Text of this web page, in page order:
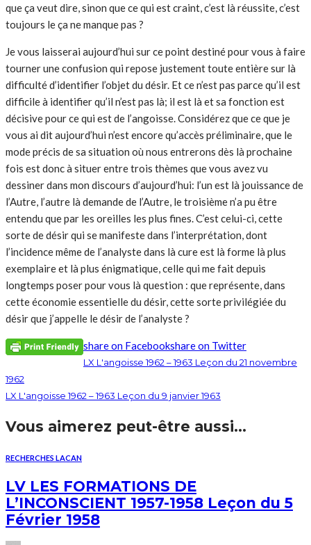
que ça veut dire, sinon que ce qui est craint, c’est là réussite, c’est
toujours le ça ne manque pas ?
Je vous laisserai aujourd’hui sur ce point destiné pour vous à faire
tourner une confusion qui repose justement toute entière sur là
difficulté d’identifier l’objet du désir. Et ce n’est pas parce qu’il est
difficile à identifier qu’il n’est pas là; il est là et sa fonction est
décisive pour ce qui est de l’angoisse. Considérez que ce que je
vous ai dit aujourd’hui n’est encore qu’accès préliminaire, que le
mode précis de sa situation où nous entrerons dès là prochaine
fois est donc à situer entre trois thèmes que vous avez vu
dessiner dans mon discours d’aujourd’hui: l’un est là jouissance de
l’Autre, l’autre là demande de l’Autre, le troisième n’a pu être
entendu que par les oreilles les plus fines. C’est celui-ci, cette
sorte de désir qui se manifeste dans l’interprétation, dont
l’incidence même de l’analyste dans là cure est là forme là plus
exemplaire et là plus énigmatique, celle qui me fait depuis
longtemps poser pour vous là question : que représente, dans
cette économie essentielle du désir, cette sorte privilégiée du
désir que j’appelle le désir de l’analyste ?
share on Facebookshare on Twitter
LX L'angoisse 1962 – 1963 Leçon du 21 novembre
1962
LX L'angoisse 1962 – 1963 Leçon du 9 janvier 1963
Vous aimerez peut-être aussi...
RECHERCHES LACAN
LV LES FORMATIONS DE
L’INCONSCIENT 1957-1958 Leçon du 5
Février 1958